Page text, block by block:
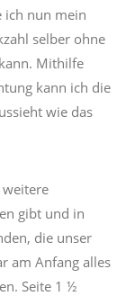
ich nun mein
selber ohne
Mithilfe
kann ich die
wie das
gibt und in
die unser
am Anfang alles
Seite 1 ½